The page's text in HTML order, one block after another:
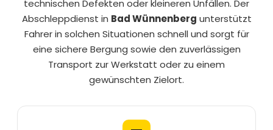
technischen Defekten oder kleineren Unfällen. Der
Abschleppdienst in Bad Wünnenberg unterstützt
Fahrer in solchen Situationen schnell und sorgt für
eine sichere Bergung sowie den zuverlässigen
Transport zur Werkstatt oder zu einem
gewünschten Zielort.